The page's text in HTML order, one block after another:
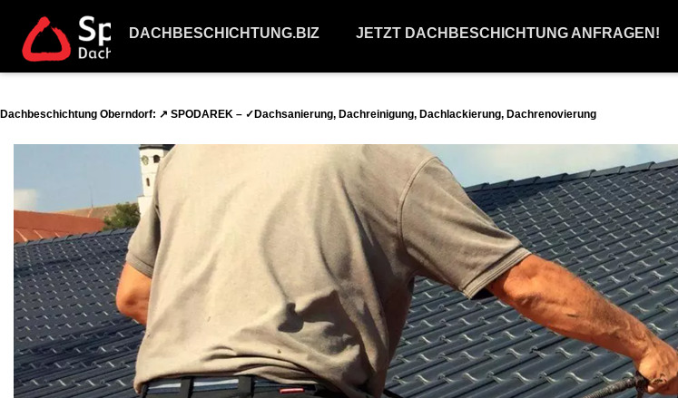
DACHBESCHICHTUNG.BIZ JETZT DACHBESCHICHTUNG ANFRAGEN!
Dachbeschichtung Oberndorf: ↗️ SPODAREK – ✓Dachsanierung, Dachreinigung, Dachlackierung, Dachrenovierung